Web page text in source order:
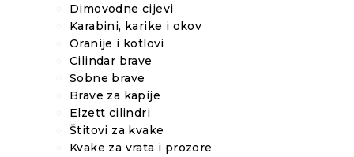
Dimovodne cijevi
Karabini, karike i okov
Oranije i kotlovi
Cilindar brave
Sobne brave
Brave za kapije
Elzett cilindri
Štitovi za kvake
Kvake za vrata i prozore